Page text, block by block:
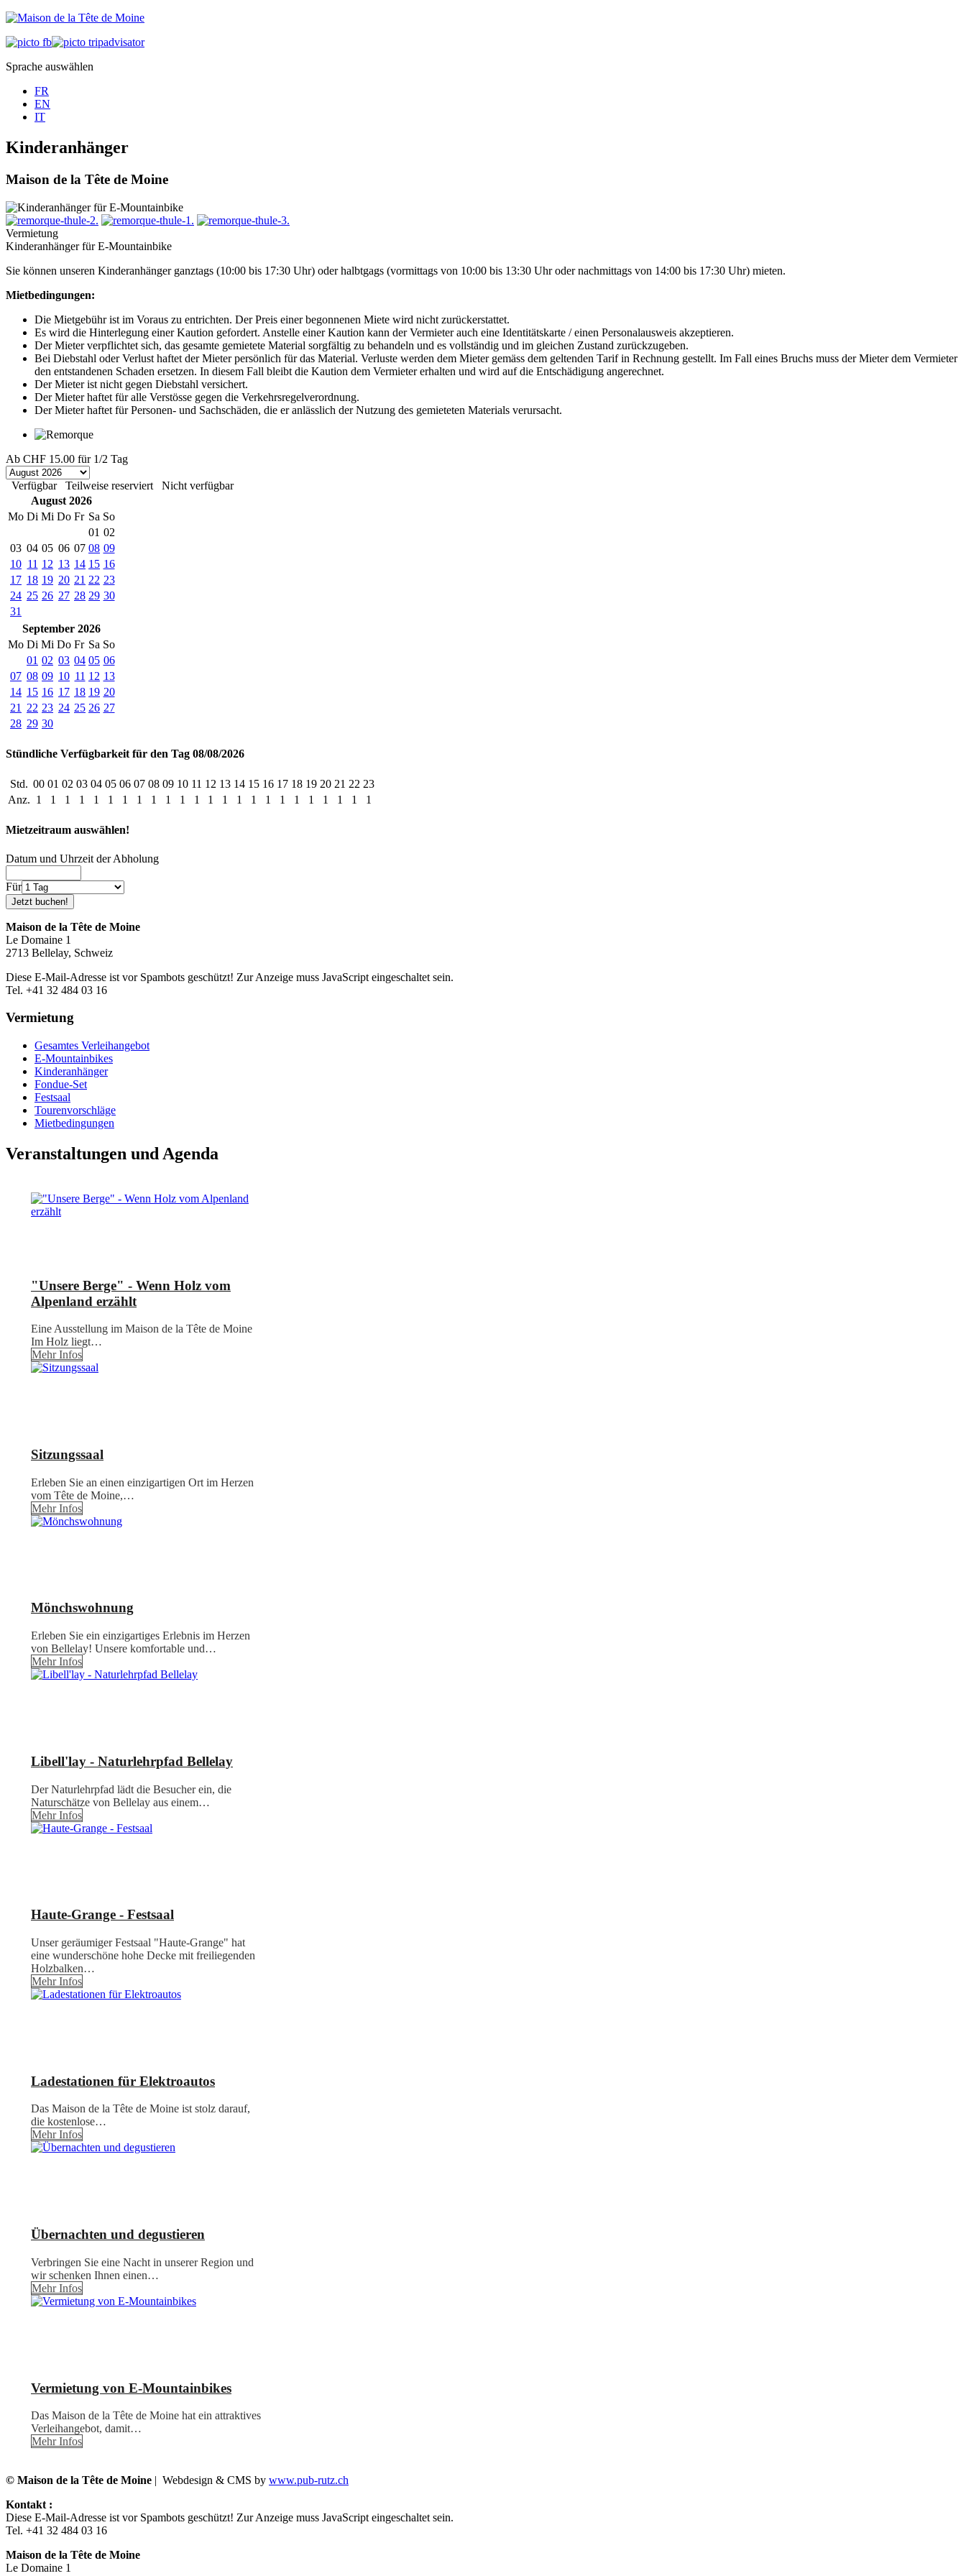
Sprache auswählen
FR
EN
IT
Kinderanhänger
Maison de la Tête de Moine
Vermietung
Kinderanhänger für E-Mountainbike
Sie können unseren Kinderanhänger ganztags (10:00 bis 17:30 Uhr) oder halbtgags (vormittags von 10:00 bis 13:30 Uhr oder nachmittags von 14:00 bis 17:30 Uhr) mieten.
Mietbedingungen:
Die Mietgebühr ist im Voraus zu entrichten. Der Preis einer begonnenen Miete wird nicht zurückerstattet.
Es wird die Hinterlegung einer Kaution gefordert. Anstelle einer Kaution kann der Vermieter auch eine Identitätskarte / einen Personalausweis akzeptieren.
Der Mieter verpflichtet sich, das gesamte gemietete Material sorgfältig zu behandeln und es vollständig und im gleichen Zustand zurückzugeben.
Bei Diebstahl oder Verlust haftet der Mieter persönlich für das Material. Verluste werden dem Mieter gemäss dem geltenden Tarif in Rechnung gestellt. Im Fall eines Bruchs muss der Mieter dem Vermieter
den entstandenen Schaden ersetzen. In diesem Fall bleibt die Kaution dem Vermieter erhalten und wird auf die Entschädigung angerechnet.
Der Mieter ist nicht gegen Diebstahl versichert.
Der Mieter haftet für alle Verstösse gegen die Verkehrsregelverordnung.
Der Mieter haftet für Personen- und Sachschäden, die er anlässlich der Nutzung des gemieteten Materials verursacht.
Ab CHF 15.00 für 1/2 Tag
Verfügbar Teilweise reserviert
Nicht verfügbar
August 2026
Mo Di Mi Do Fr Sa So
01 02
03 04 05 06 07 08 09
10 11 12 13 14 15 16
17 18 19 20 21 22 23
24 25 26 27 28 29 30
31
September 2026
Mo Di Mi Do Fr Sa So
01 02 03 04 05 06
07 08 09 10 11 12 13
14 15 16 17 18 19 20
21
22 23 24 25 26 27
28 29 30
Stündliche Verfügbarkeit für den Tag 08/08/2026
Std. 00 01 02 03 04 05 06 07 08 09 10 11 12 13 14 15 16 17 18 19 20 21 22 23
Anz. 1 1 1 1 1 1 1 1 1 1 1 1 1 1 1 1 1 1 1 1 1 1 1 1
Mietzeitraum auswählen!
Datum und Uhrzeit der Abholung
Für
Maison de la Tête de Moine
Le Domaine 1
2713 Bellelay, Schweiz
Diese E-Mail-Adresse ist vor Spambots geschützt! Zur Anzeige muss JavaScript eingeschaltet sein.
Tel. +41 32 484 03 16
Vermietung
Gesamtes Verleihangebot
E-Mountainbikes
Kinderanhänger
Fondue-Set
Festsaal
Tourenvorschläge
Mietbedingungen
Veranstaltungen und Agenda
"Unsere Berge" - Wenn Holz vom
Alpenland erzählt
Eine Ausstellung im Maison de la Tête de Moine
Im Holz liegt…
Mehr Infos
Sitzungssaal
Erleben Sie an einen einzigartigen Ort im Herzen
vom Tête de Moine,…
Mehr Infos
Mönchswohnung
Erleben Sie ein einzigartiges Erlebnis im Herzen
von Bellelay! Unsere komfortable und…
Mehr Infos
Libell'lay - Naturlehrpfad Bellelay
Der Naturlehrpfad lädt die Besucher ein, die
Naturschätze von Bellelay aus einem…
Mehr Infos
Haute-Grange - Festsaal
Unser geräumiger Festsaal "Haute-Grange" hat
eine wunderschöne hohe Decke mit freiliegenden
Holzbalken…
Mehr Infos
Ladestationen für Elektroautos
Das Maison de la Tête de Moine ist stolz darauf,
die kostenlose…
Mehr Infos
Übernachten und degustieren
Verbringen Sie eine Nacht in unserer Region und
wir schenken Ihnen einen…
Mehr Infos
Vermietung von E-Mountainbikes
Das Maison de la Tête de Moine hat ein attraktives
Verleihangebot, damit…
Mehr Infos
© Maison de la Tête de Moine | Webdesign & CMS by www.pub-rutz.ch
Kontakt :
Diese E-Mail-Adresse ist vor Spambots geschützt! Zur Anzeige muss JavaScript eingeschaltet sein.
Tel. +41 32 484 03 16
Maison de la Tête de Moine
Le Domaine 1